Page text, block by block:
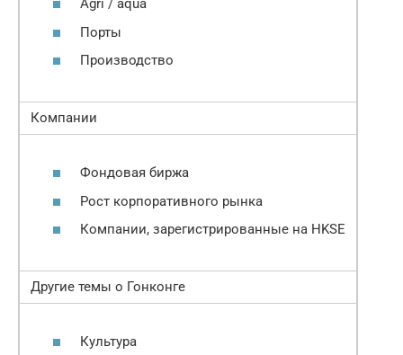
Agri / aqua
Порты
Производство
Компании
Фондовая биржа
Рост корпоративного рынка
Компании, зарегистрированные на HKSE
Другие темы о Гонконге
Культура